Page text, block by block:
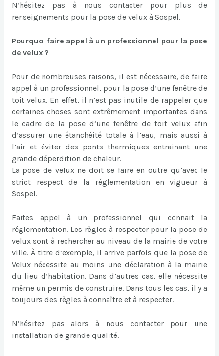
N’hésitez pas à nous contacter pour plus de
renseignements pour la pose de velux à Sospel.
Pourquoi faire appel à un professionnel pour la pose
de velux ?
Pour de nombreuses raisons, il est nécessaire, de faire
appel à un professionnel, pour la pose d’une fenêtre de
toit velux. En effet, il n’est pas inutile de rappeler que
certaines choses sont extrêmement importantes dans
le cadre de la pose d’une fenêtre de toit velux afin
d’assurer une étanchéité totale à l’eau, mais aussi à
l’air et éviter des ponts thermiques entrainant une
grande déperdition de chaleur.
La pose de velux ne doit se faire en outre qu’avec le
strict respect de la réglementation en vigueur à
Sospel.
Faites appel à un professionnel qui connait la
réglementation. Les règles à respecter pour la pose de
velux sont à rechercher au niveau de la mairie de votre
ville. À titre d’exemple, il arrive parfois que la pose de
Velux nécessite au moins une déclaration à la mairie
du lieu d’habitation. Dans d’autres cas, elle nécessite
même un permis de construire. Dans tous les cas, il y a
toujours des règles à connaître et à respecter.
N’hésitez pas alors à nous contacter pour une
installation de grande qualité.